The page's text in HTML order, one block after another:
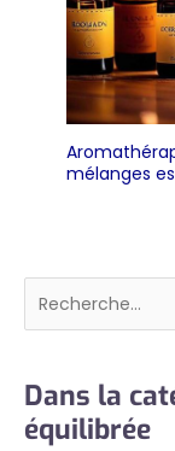
mélanges
Rechercher
Dans la
équilibrée